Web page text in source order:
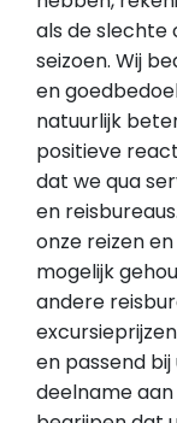
als de
seizoen. Wij
en
natuurlijk
positieve
dat we qua
en
onze reizen
mogelijk
andere
en passend
deelname aan